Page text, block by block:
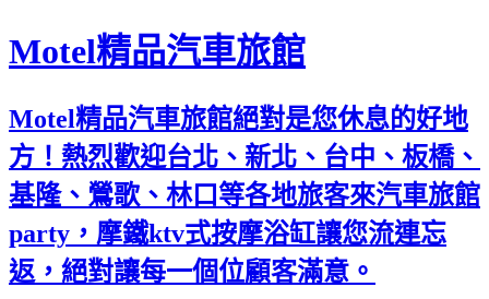
Motel精品汽車旅館
Motel精品汽車旅館絕對是您休息的好地
方！熱烈歡迎台北、新北、台中、板橋、
基隆、鶯歌、林口等各地旅客來汽車旅館
party，摩鐵ktv式按摩浴缸讓您流連忘
返，絕對讓每一個位顧客滿意。